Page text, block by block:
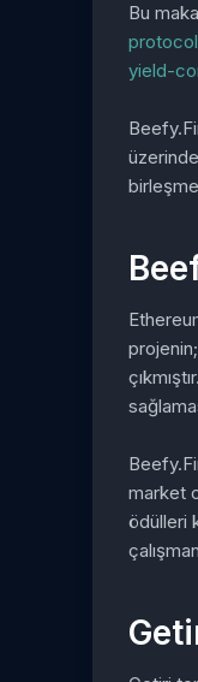
Bu
yield-
market
ödülleri